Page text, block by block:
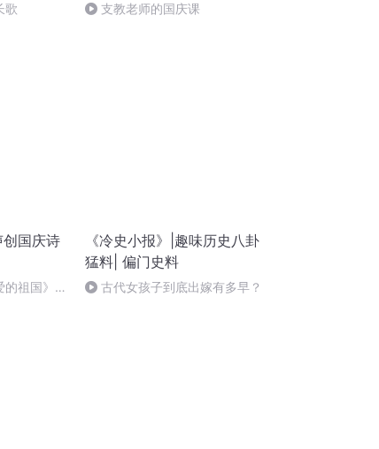
歌 支教老师的国庆课
国庆诗
的祖国》温
《冷史小报》|趣味历史八卦
猛料| 偏门史料
古代女孩子到底出嫁有多早？